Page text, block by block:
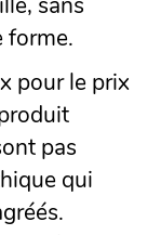
forme.
pour le prix
pas
qui